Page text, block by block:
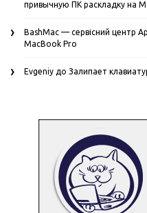
привычную ПК раскладку на
BashMac — сервісний центр
MacBook Pro
Evgeniy до Залипает